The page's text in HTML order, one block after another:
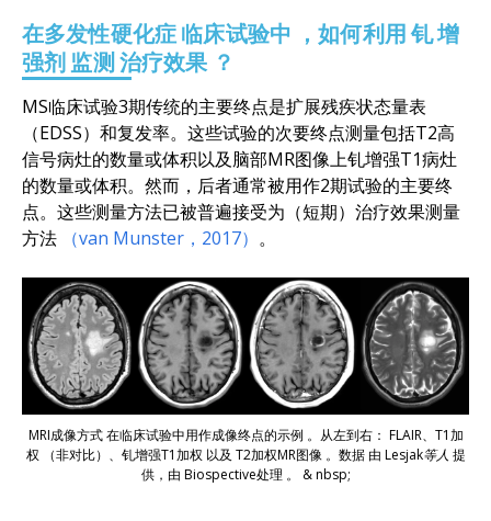
在多发性硬化症 临床试验中 ，如何利用钆增
强剂 监测 治疗效果 ？
MS临床试验3期传统的主要终点是扩展残疾状态量表
（EDSS）和复发率。这些试验的次要终点测量包括T2高
信号病灶的数量或体积以及脑部MR图像上钆增强T1病灶
的数量或体积。然而，后者通常被用作2期试验的主要终
点。这些测量方法已被普遍接受为（短期）治疗效果测量
方法
（van Munster，2017） 。
MRI成像方式在临床试验中用作成像终点的示例 。 从左到右： FLAIR、 T1加
权 （非对比）、 钆增强T1加权 以及 T2加权MR图像 。 数据 由 Lesjak等人 提
供， 由 Biospective处理 。 &nbsp;